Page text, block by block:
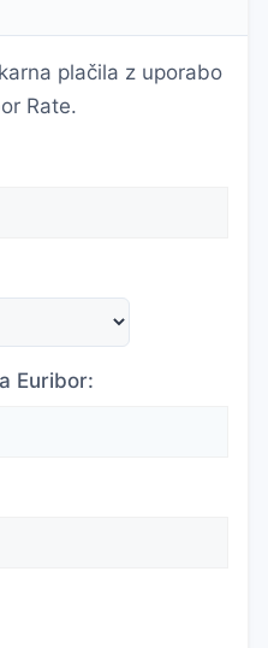
plačila z uporabo
Rate.
Euribor: